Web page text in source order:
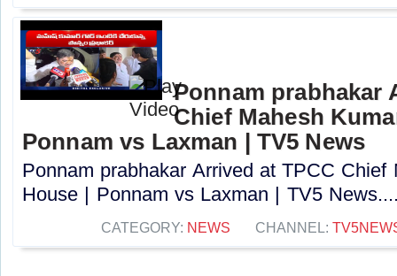
Ponnam prabhakar
Chief Mahesh
Ponnam vs Laxman | TV5 News
Ponnam prabhakar Arrived at TPCC Chief
House | Ponnam vs Laxman | TV5
CATEGORY: NEWS CHANNEL: